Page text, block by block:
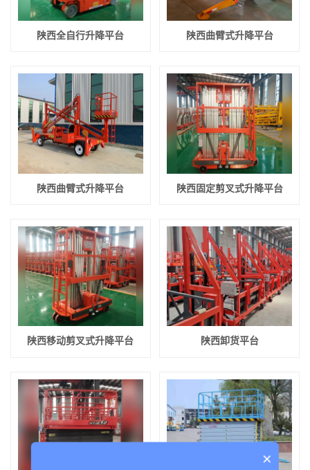
在线留言
陕西全自行升降平台 陕西曲臂式升降平台
陕西曲臂式升降平台 陕西固定剪叉式升降平台
陕西移动剪叉式升降平台 陕西卸货平台
×